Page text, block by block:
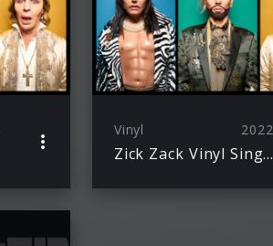
Vinyl 2022
Zick Zack Vinyl Single